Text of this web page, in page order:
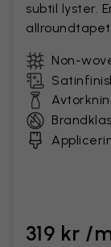
subtil lyster.
Non-
319 kr /